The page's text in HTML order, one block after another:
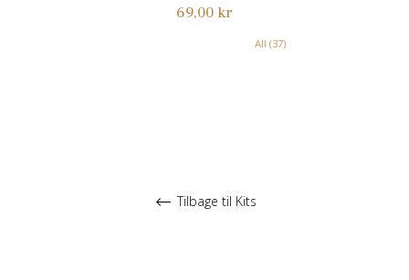
Normalpris
69,00 kr
All (37)
Tilbage til Kits